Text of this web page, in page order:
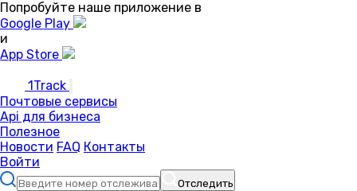
Попробуйте наше приложение в
Google Play
и
App Store
1Track
Почтовые сервисы
Api для бизнеса
Полезное
Новости FAQ Контакты
Войти
Отследить